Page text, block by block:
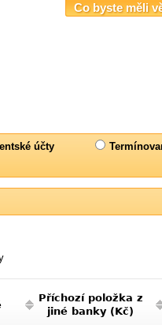
Co byste měli
účty
Příchozí položka z
jiné banky (Kč)